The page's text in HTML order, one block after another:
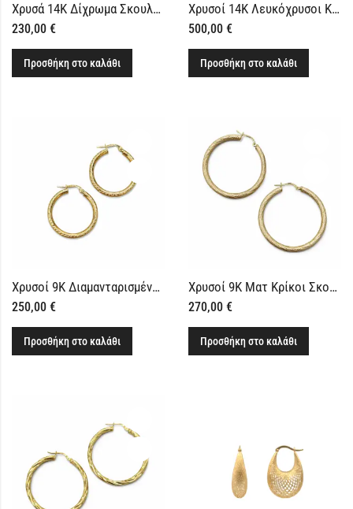
Χρυσά 14Κ Δίχρωμα Σκουλαρίκια Κρικάκια
230,00 €
Προσθήκη στο καλάθι
Χρυσοί 14Κ Λευκόχρυσοι Κρίκοι Σκουλαρίκια
500,00 €
Προσθήκη στο καλάθι
Χρυσοί 9Κ Διαμανταρισμένοι Κρίκοι Σκουλαρίκια
250,00 €
Προσθήκη στο καλάθι
Χρυσοί 9Κ Ματ Κρίκοι Σκουλαρίκια
270,00 €
Προσθήκη στο καλάθι